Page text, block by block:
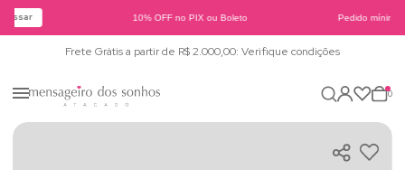
10% OFF no PIX ou Boleto Pedido mínimo
Frete Grátis a partir de R$ 2.000,00: Verifique condições
0